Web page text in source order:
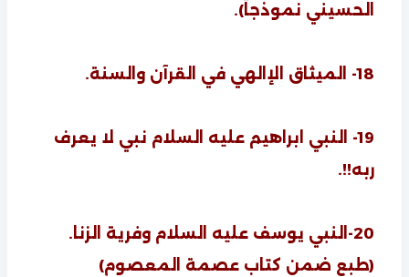
الحسيني نموذجاً).
18- الميثاق الإالهي في القرآن والسنة.
19- النبي ابراهيم عليه السلام نبي لا يعرف
ربه!!.
20-النبي يوسف عليه السلام وفرية الزنا.
(طبع ضمن كتاب عصمة المعصوم)